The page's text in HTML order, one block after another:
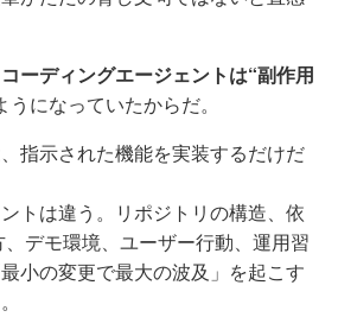
コーディングエージェントは“副作用
うになっていたからだ。
指示された機能を実装するだけだ
トは違う。リポジトリの構造、依
デモ環境、ユーザー行動、運用習
小の変更で最大の波及」を起こす